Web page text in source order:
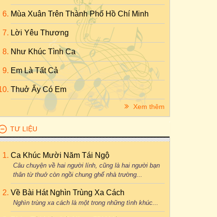
Mùa Xuân Trên Thành Phố Hồ Chí Minh
Lời Yêu Thương
Như Khúc Tình Ca
Em Là Tất Cả
Thuở Ấy Có Em
Xem thêm
TƯ LIỆU
Ca Khúc Mười Năm Tái Ngộ
Câu chuyện về hai người lính, cũng là hai người bạn
thân từ thuở còn ngồi chung ghế nhà trường...
Về Bài Hát Nghìn Trùng Xa Cách
Nghìn trùng xa cách là một trong những tình khúc...